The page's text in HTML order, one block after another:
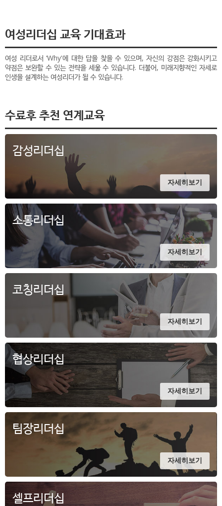
여성리더십 교육 기대효과
여성 리더로서 ‘Why'에 대한 답을 찾을 수 있으며, 자신의 강점은 강화시키고
약점은 보완할 수 있는 전략을 세울 수 있습니다. 더불어, 미래지향적인 자세로
인생을 설계하는 여성리더가 될 수 있습니다.
수료후 추천 연계교육
감성리더십
자세히보기
소통리더십
자세히보기
코칭리더십
자세히보기
협상리더십
자세히보기
팀장리더십
자세히보기
셀프리더십